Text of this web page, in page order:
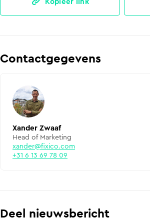
Kopieer link
Contactgegevens
Xander Zwaaf
Head of Marketing
xander@fixico.com
+31 6 13 69 78 09
Deel nieuwsbericht